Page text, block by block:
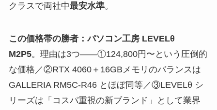
クラスで両社中最安水準。
この価格帯の勝者：パソコン工房 LEVELθ
M2P5。理由は3つ——①124,800円〜という圧倒的
な価格／②RTX 4060＋16GBメモリのバランスは
GALLERIA RM5C-R46 とほぼ同等／③LEVELθ シ
リーズは「コスパ重視の新ブランド」として業界